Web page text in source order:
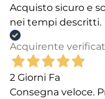
Acquisto sicuro e
nei tempi descritti.
Acquirente
2 Giorni Fa
Consegna veloce.